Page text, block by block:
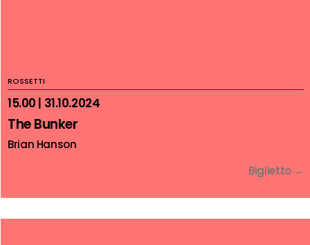
ROSSETTI
15.00 | 31.10.2024
The Bunker
Brian Hanson
Biglietto →